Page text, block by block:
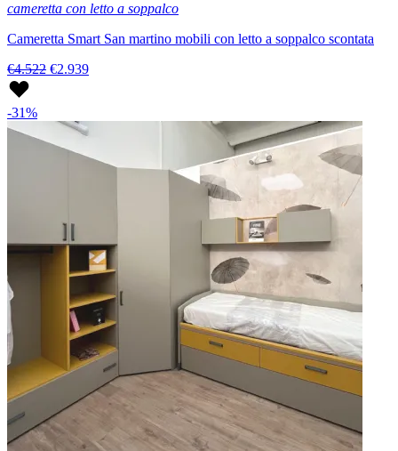
cameretta con letto a soppalco
Cameretta Smart San martino mobili con letto a soppalco scontata
€4.522 €2.939
-31%